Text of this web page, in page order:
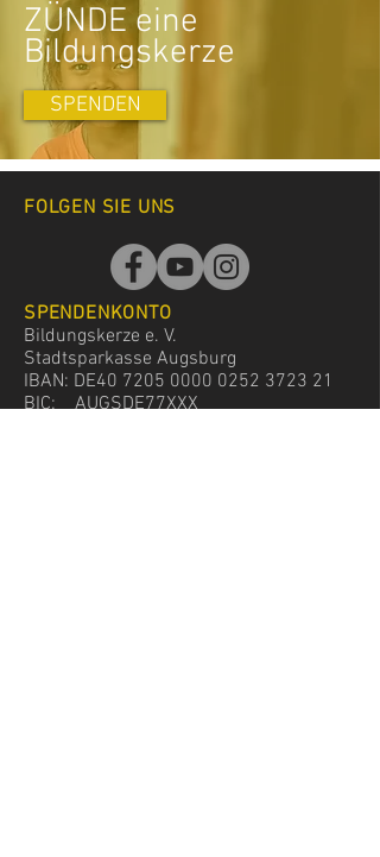
ZÜNDE eine
Bildungskerze
SPENDEN
FOLGEN SIE UNS
SPENDENKONTO
Bildungskerze e. V.
Stadtsparkasse Augsburg
IBAN: DE40 7205 0000 0252 3723 21
BIC: AUGSDE77XXX